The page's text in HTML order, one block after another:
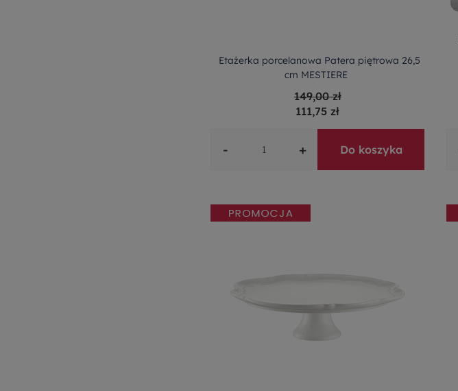
Etażerka porcelanowa Patera piętrowa 26,5
cm MESTIERE
149,00 zł
111,75 zł
- + Do koszyka